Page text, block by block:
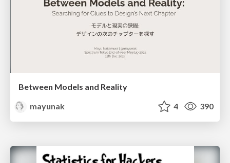
Between Models and Reality
mayunak
4 390